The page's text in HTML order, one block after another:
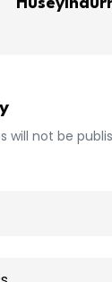
will not be